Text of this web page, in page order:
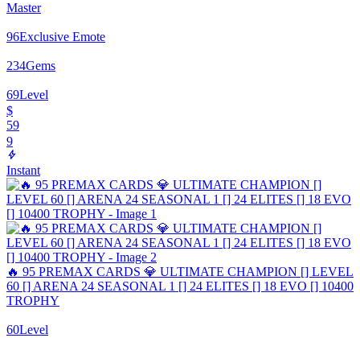
Master
96Exclusive Emote
234Gems
69Level
$
59
9
Instant
🔥 95 PREMAX CARDS 💎 ULTIMATE CHAMPION [] LEVEL
60 [] ARENA 24 SEASONAL 1 [] 24 ELITES [] 18 EVO [] 10400
TROPHY
60Level